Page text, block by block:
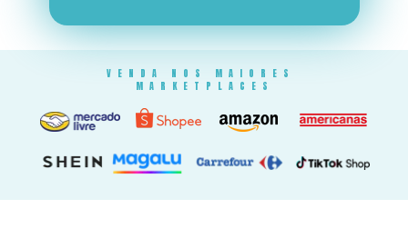
VENDA NOS MAIORES
MARKETPLACES